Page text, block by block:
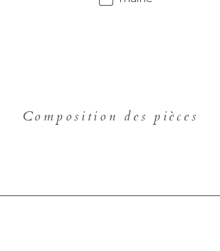
Composition des pièces